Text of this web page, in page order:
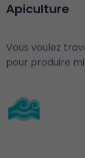
Apiculture
Vous voulez
pour produire